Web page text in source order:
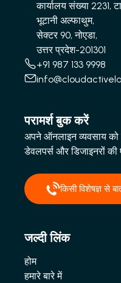
कार्यालय संख्या 2231,
भूटानी अल्फाथुम,
सेक्टर 90, नोएडा,
उत्तर प्रदेश-201301
+91 987 133 9998
परामर्श बुक करें
अपने ऑनलाइन व्यवसाय को
डेवलपर्स और डिजाइनरों
किसी विशेषज्ञ से
जल्दी लिंक
होम
हमारे बारे में